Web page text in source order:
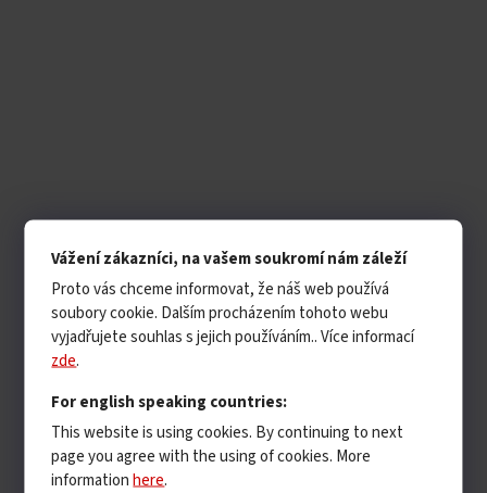
Vážení zákazníci, na vašem soukromí nám záleží
Proto vás chceme informovat, že náš web používá
soubory cookie. Dalším procházením tohoto webu
vyjadřujete souhlas s jejich používáním.. Více informací
zde.
For english speaking countries:
This website is using cookies. By continuing to next
page you agree with the using of cookies. More
informationhere.